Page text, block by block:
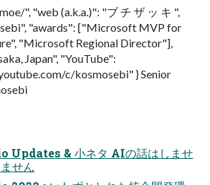
", "web (a.k.a.)": "ブ チ ザ ッ キ ",
"awards": ["Microsoft MVP for
"Microsoft Regional Director"],
Japan", "YouTube":
c/kosmosebi" } Senior
Updates & 小ネタ AIの話はしませ
せん